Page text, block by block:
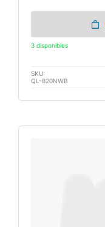
3 disponibles
SKU:
QL-820NWB